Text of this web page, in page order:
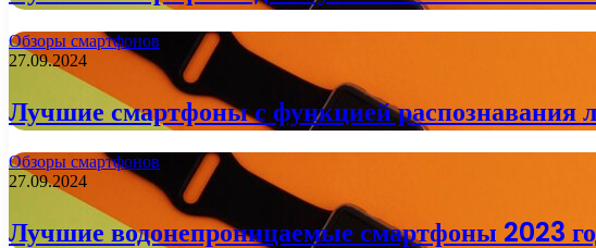
Обзоры смартфонов
27.09.2024
Лучшие смартфоны с функцией распознавания
Обзоры смартфонов
27.09.2024
Лучшие водонепроницаемые смартфоны 2023